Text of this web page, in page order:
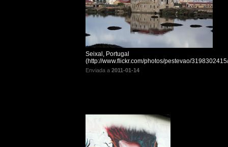
Seixal, Portugal
(http://www.flickr.com/photos/pestevao/
Enviada a 2011-01-14